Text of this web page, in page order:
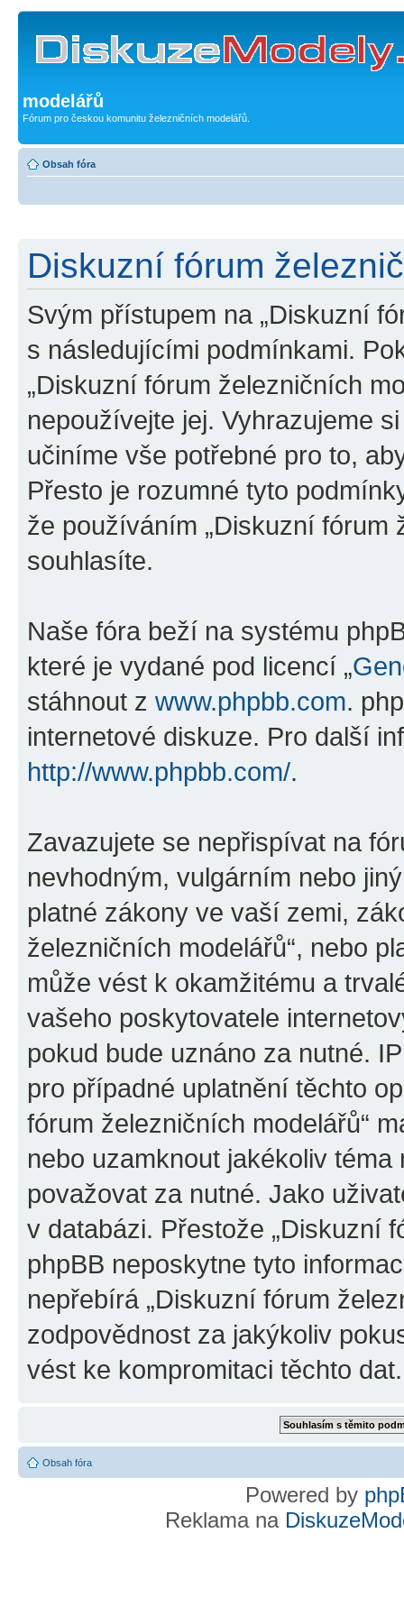
modelářů
Fórum pro českou komunitu železničních modelářů.
Obsah fóra
Diskuzní fórum
Svým přístupem na „Diskuzní
s následujícími podmínkami.
„Diskuzní fórum železničních
nepoužívejte jej. Vyhrazujeme
učiníme vše potřebné pro to,
Přesto je rozumné tyto
že používáním „Diskuzní fórum
souhlasíte.
Naše fóra beží na systému
které je vydané pod licencí „
stáhnout z www.phpbb.com.
internetové diskuze. Pro další
http://www.phpbb.com/.
Zavazujete se nepřispívat na
nevhodným, vulgárním nebo
platné zákony ve vaší zemi,
železničních modelářů“, nebo
může vést k okamžitému a
vašeho poskytovatele
pokud bude uznáno za nutné.
pro případné uplatnění těchto
fórum železničních modelářů“
nebo uzamknout jakékoliv
považovat za nutné. Jako
v databázi. Přestože „Diskuzní
phpBB neposkytne tyto
nepřebírá „Diskuzní fórum
zodpovědnost za jakýkoliv
vést ke kompromitaci těchto dat.
Obsah fóra
Powered by
Reklama na